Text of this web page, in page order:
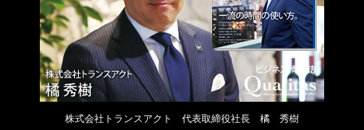
株式会社トランスアクト 代表取締役社長 橘 秀樹